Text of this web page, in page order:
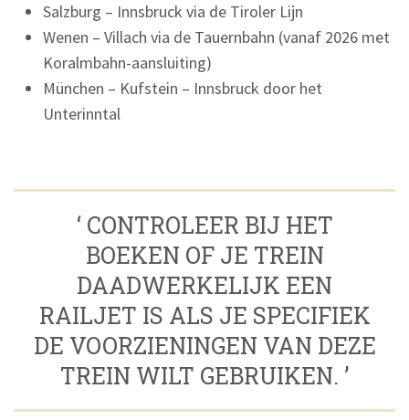
Salzburg – Innsbruck via de Tiroler Lijn
Wenen – Villach via de Tauernbahn (vanaf 2026 met
Koralmbahn-aansluiting)
München – Kufstein – Innsbruck door het
Unterinntal
‘ CONTROLEER BIJ HET
BOEKEN OF JE TREIN
DAADWERKELIJK EEN
RAILJET IS ALS JE SPECIFIEK
DE VOORZIENINGEN VAN DEZE
TREIN WILT GEBRUIKEN. ’